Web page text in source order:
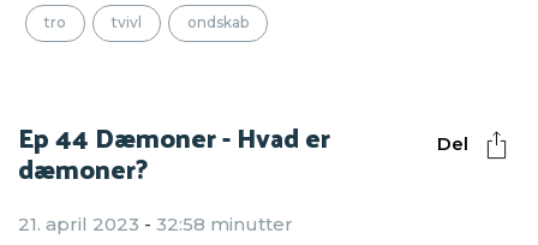
tro tvivl ondskab
Del
Ep 44 Dæmoner - Hvad er
dæmoner?
21. april 2023 - 32:58 minutter